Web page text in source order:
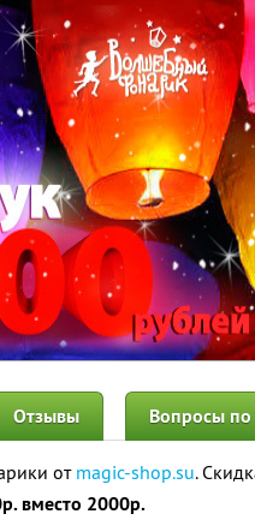
Отзывы Вопросы по
от magic-shop.su.
вместо 2000р.